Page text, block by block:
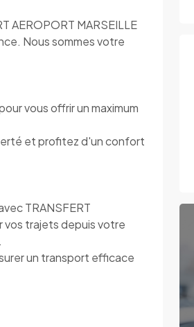
AEROPORT MARSEILLE
Nous sommes votre
vous offrir un maximum
et profitez d'un confort
TRANSFERT
vos trajets depuis votre
un transport efficace